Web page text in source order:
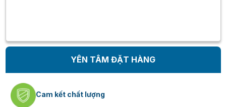
YÊN TÂM ĐẶT HÀNG
Cam kết chất lượng